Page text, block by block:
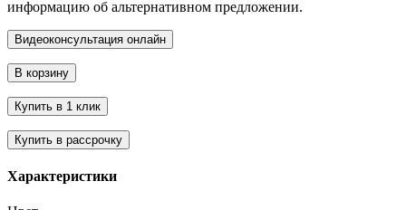
информацию об альтернативном предложении.
Характеристики